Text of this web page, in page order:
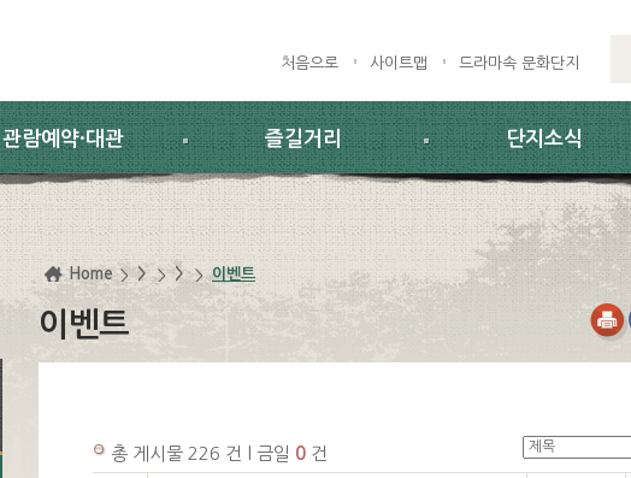
처음으로 사이트맵 드라마속 문화단지
관람예약·대관 즐길거리 단지소식
Home > > 이벤트
이벤트
총 게시물 226 건 l 금일 0 건